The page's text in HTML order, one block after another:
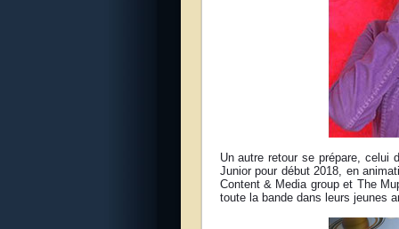
Un autre retour se prépare,
Junior pour début 2018, en
Content & Media group et The
toute la bande dans leurs jeunes